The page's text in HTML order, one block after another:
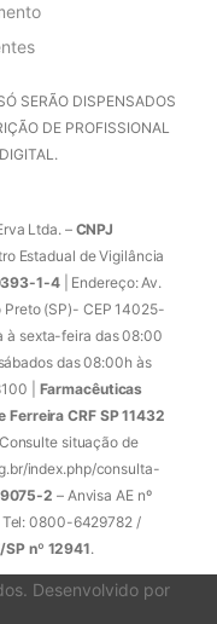
SERÃO DISPENSADOS
DE PROFISSIONAL
Ltda. – CNPJ
Estadual de Vigilância
1-4| Endereço: Av.
Preto (SP)- CEP 14025-
à sexta-feira das 08:00
das 08:00h às
| Farmacêuticas
CRF SP 11432
Consulte situação de
index.php/consulta-
2 – Anvisa AE nº
0800-6429782 /
SP nº 12941.
Desenvolvido por